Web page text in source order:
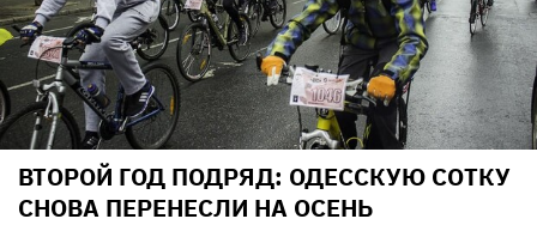
ВТОРОЙ ГОД ПОДРЯД: ОДЕССКУЮ СОТКУ
СНОВА ПЕРЕНЕСЛИ НА ОСЕНЬ